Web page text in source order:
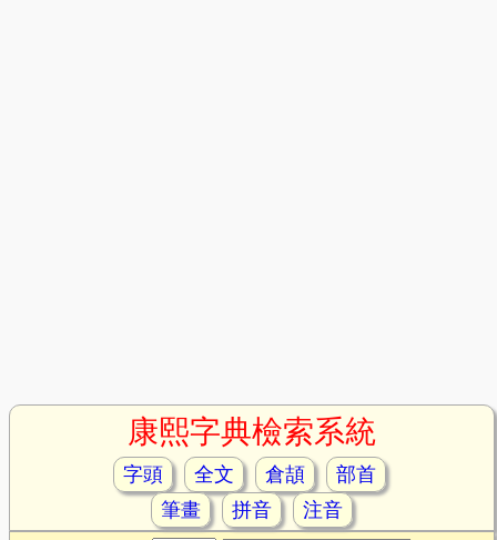
康熙字典檢索系統
字頭 全文 倉頡
部首
筆畫
拼音
注音